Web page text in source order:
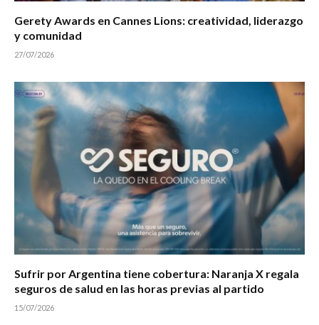
Gerety Awards en Cannes Lions: creatividad, liderazgo
y comunidad
27/07/2026
Sufrir por Argentina tiene cobertura: Naranja X regala
seguros de salud en las horas previas al partido
15/07/2026